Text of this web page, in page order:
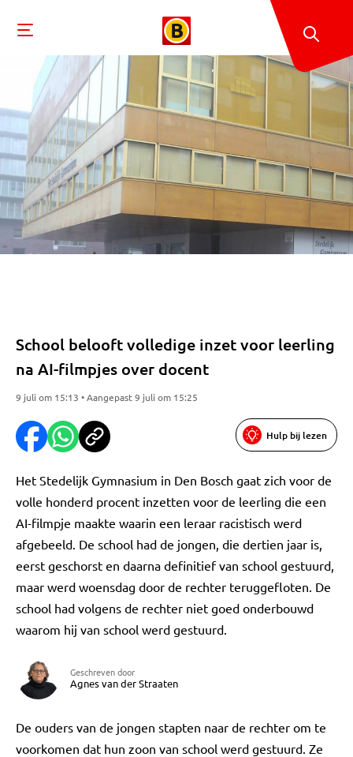
School belooft volledige inzet voor leerling
na AI-filmpjes over docent
9 juli om 15:13 • Aangepast 9 juli om 15:25
Hulp bij lezen
Het Stedelijk Gymnasium in Den Bosch gaat zich voor de
volle honderd procent inzetten voor de leerling die een
AI-filmpje maakte waarin een leraar racistisch werd
afgebeeld. De school had de jongen, die dertien jaar is,
eerst geschorst en daarna definitief van school gestuurd,
maar werd woensdag door de rechter teruggefloten. De
school had volgens de rechter niet goed onderbouwd
waarom hij van school werd gestuurd.
Geschreven door
Agnes van der Straaten
De ouders van de jongen stapten naar de rechter om te
voorkomen dat hun zoon van school werd gestuurd. Ze